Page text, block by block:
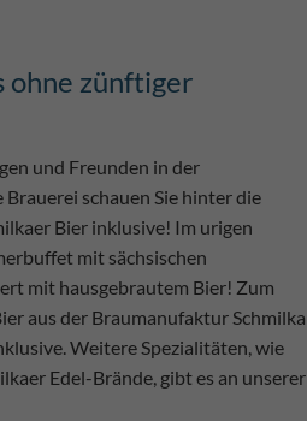
ohne zünftiger
und Freunden in der
schauen Sie hinter die
Bier inklusive! Im urigen
mit sächsischen
mit hausgebrautem Bier! Zum
aus der Braumanufaktur Schmilka
Weitere Spezialitäten, wie
Edel-Brände, gibt es an unserer